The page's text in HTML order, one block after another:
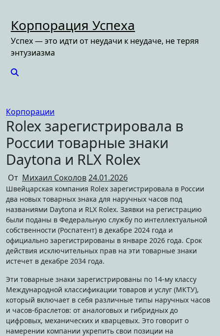
содержимому
Корпорация Успеха
Успех — это идти от неудачи к неудаче, не теряя
энтузиазма
Корпорации
Rolex зарегистрировала в
России товарные знаки
Daytona и RLX Rolex
От Михаил Соколов24.01.2026
Швейцарская компания Rolex зарегистрировала в России
два новых товарных знака для наручных часов под
названиями Daytona и RLX Rolex. Заявки на регистрацию
были поданы в Федеральную службу по интеллектуальной
собственности (Роспатент) в декабре 2024 года и
официально зарегистрированы в январе 2026 года. Срок
действия исключительных прав на эти товарные знаки
истечет в декабре 2034 года.
Эти товарные знаки зарегистрированы по 14-му классу
Международной классификации товаров и услуг (МКТУ),
который включает в себя различные типы наручных часов
и часов-браслетов: от аналоговых и гибридных до
цифровых, механических и кварцевых. Это говорит о
намерении компании укрепить свои позиции на